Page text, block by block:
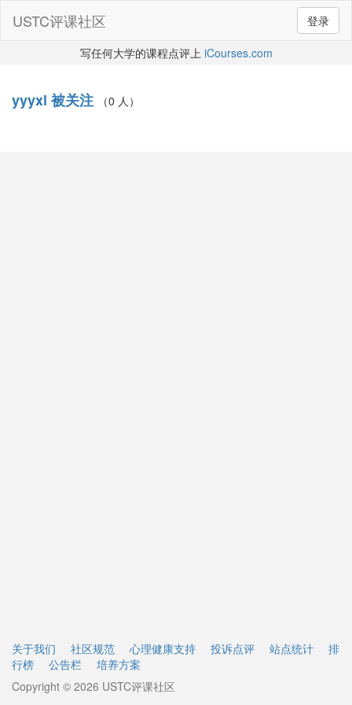
登录
USTC评课社区
写任何大学的课程点评上 iCourses.com
yyyxl 被关注 （0 人）
关于我们 社区规范 心理健康支持 投诉点评 站点统计
排
行榜
公告栏
培养方案
Copyright © 2026 USTC评课社区